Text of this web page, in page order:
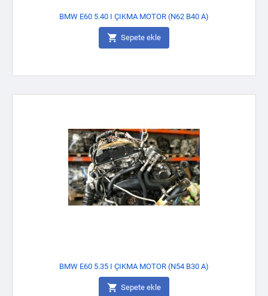
BMW E60 5.40 I ÇIKMA MOTOR (N62 B40 A)
 Sepete ekle
BMW E60 5.35 I ÇIKMA MOTOR (N54 B30 A)
 Sepete ekle